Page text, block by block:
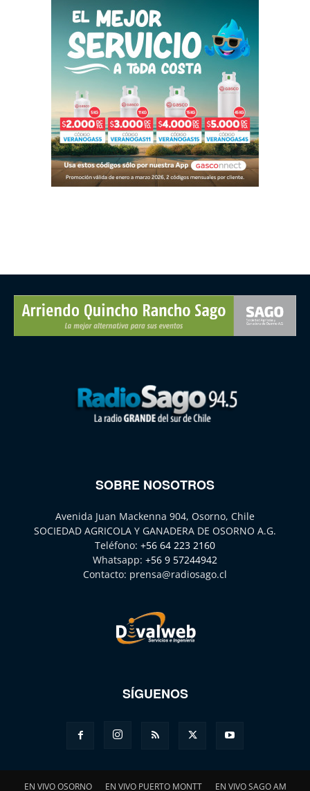
SOBRE NOSOTROS
Avenida Juan Mackenna 904, Osorno, Chile
SOCIEDAD AGRICOLA Y GANADERA DE OSORNO A.G.
Teléfono: +56 64 223 2160
Whatsapp: +56 9 57244942
Contacto: prensa@radiosago.cl
SÍGUENOS
EN VIVO OSORNO EN VIVO PUERTO MONTT EN VIVO SAGO AM